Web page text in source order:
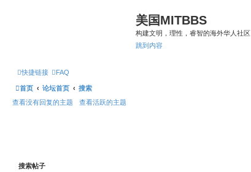
美国MITBBS
构建文明，理性，睿智的海外华人社区
跳到内容
快捷链接 FAQ
首页 论坛首页
搜索
查看没有回复的主题
查看活跃的主题
搜索帖子